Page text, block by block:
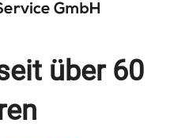
über 60